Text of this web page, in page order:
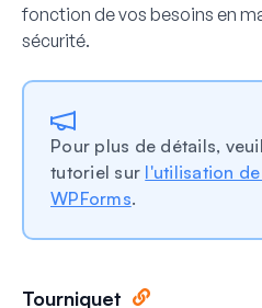
fonction de vos besoins en
sécurité.
Pour plus de détails,
tutoriel sur l'utilisation
WPForms.
Tourniquet